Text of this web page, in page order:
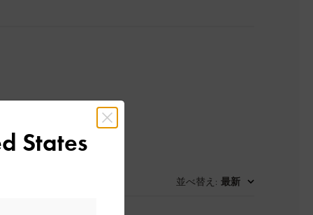
並べ替え : 最新
States